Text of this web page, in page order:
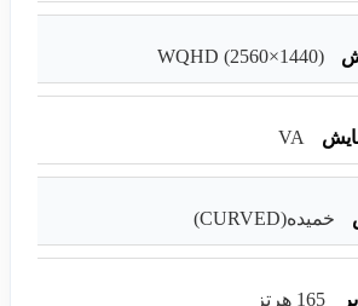
WQHD (2560×1440)
VA
خمیده(CURVED)
165 هرتز